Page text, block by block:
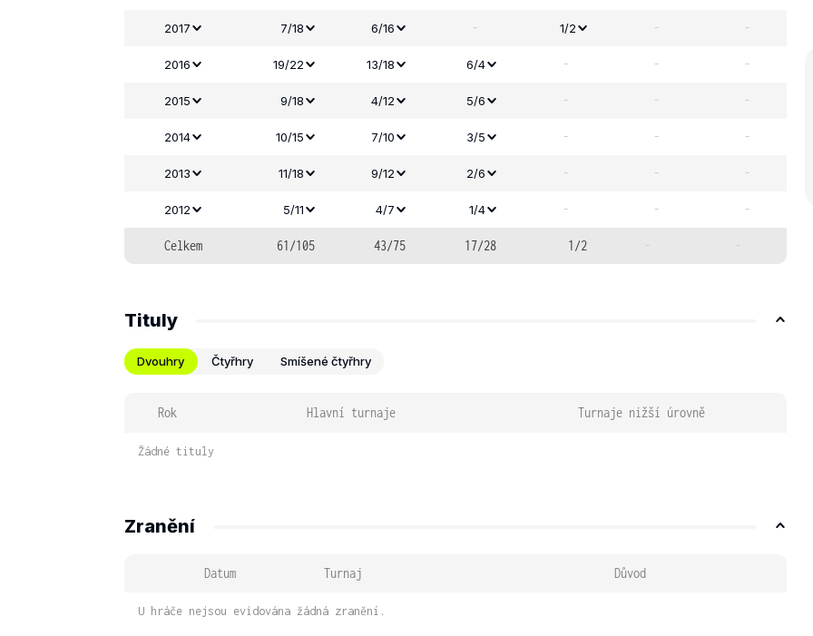
2017 7/18 6/16 - 1/2 - -
2016 19/22 13/18 6/4 - - -
2015 9/18 4/12 5/6 - - -
2014 10/15 7/10 3/5 - - -
2013 11/18 9/12 2/6 - - -
2012 5/11 4/7 1/4 - - -
Celkem 61/105 43/75 17/28 1/2 - -
Tituly
Dvouhry Čtyřhry Smíšené čtyřhry
Rok Hlavní turnaje Turnaje nižší úrovně
Žádné tituly
Zranění
Datum Turnaj Důvod
U hráče nejsou evidována žádná zranění.